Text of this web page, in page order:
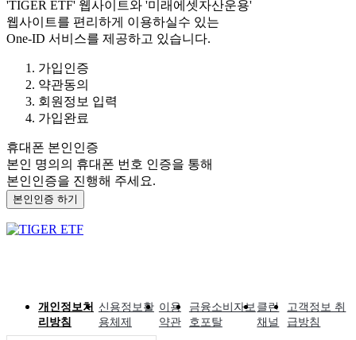
'TIGER ETF' 웹사이트와 '미래에셋자산운용'
웹사이트를 편리하게 이용하실수 있는
One-ID 서비스를 제공하고 있습니다.
가입인증
약관동의
회원정보 입력
가입완료
휴대폰 본인인증
본인 명의의 휴대폰 번호 인증을 통해
본인인증을 진행해 주세요.
본인인증 하기
개인정보처
리방침
신용정보활
용체제
이용
약관
금융소비자보
호포탈
클린
채널
고객정보 취
급방침